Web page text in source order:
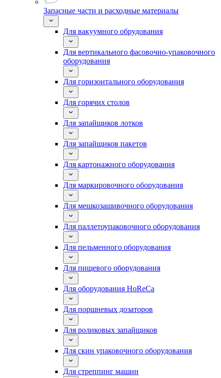
Запасные части и расходные материалы
Для вакуумного обрудования
Для вертикального фасовочно-упаковочного
оборудования
Для горизонтального оборудования
Для горячих столов
Для запайщиков лотков
Для запайщиков пакетов
Для картонажного оборудования
Для маркировочного оборудования
Для мешкозашивочного оборудования
Для паллетоупаковочного оборудования
Для пельменного оборудования
Для пищевого оборудования
Для оборудования HoReCa
Для поршневых дозаторов
Для роликовых запайщиков
Для скин упаковочного оборудования
Для стреппинг машин